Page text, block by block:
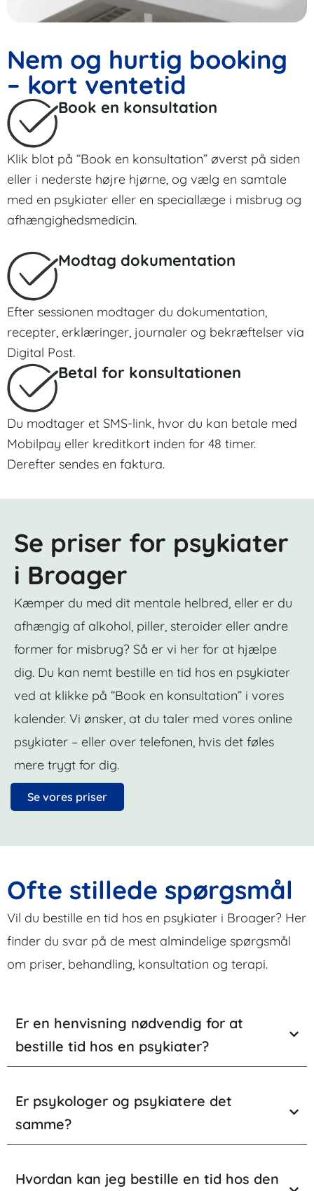
Nem og hurtig booking
– kort ventetid
Book en konsultation
Klik blot på “Book en konsultation” øverst på siden
eller i nederste højre hjørne, og vælg en samtale
med en psykiater eller en speciallæge i misbrug og
afhængighedsmedicin.
Modtag dokumentation
Efter sessionen modtager du dokumentation,
recepter, erklæringer, journaler og bekræftelser via
Digital Post.
Betal for konsultationen
Du modtager et SMS-link, hvor du kan betale med
Mobilpay eller kreditkort inden for 48 timer.
Derefter sendes en faktura.
Se priser for psykiater
i Broager
Kæmper du med dit mentale helbred, eller er du
afhængig af alkohol, piller, steroider eller andre
former for misbrug? Så er vi her for at hjælpe
dig. Du kan nemt bestille en tid hos en psykiater
ved at klikke på “Book en konsultation” i vores
kalender. Vi ønsker, at du taler med vores online
psykiater – eller over telefonen, hvis det føles
mere trygt for dig.
Se vores priser
Ofte stillede spørgsmål
Vil du bestille en tid hos en psykiater i Broager? Her
finder du svar på de mest almindelige spørgsmål
om priser, behandling, konsultation og terapi.
Er en henvisning nødvendig for at
bestille tid hos en psykiater?
Er psykologer og psykiatere det
samme?
Hvordan kan jeg bestille en tid hos den